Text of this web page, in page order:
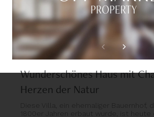
Wunderschönes Haus mit
Herzen der Natur
Diese Villa, ein ehemaliger Bauernhof,
1800er Jahren erbaut wurde, ist heute